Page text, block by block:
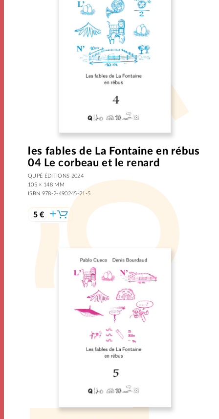
les fables de La Fontaine en rébus
04 Le corbeau et le renard
QUPÉ ÉDITIONS 2024
105 × 148 MM
ISBN 978-2-490245-21-5
5 €